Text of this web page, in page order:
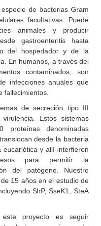
de bacterias Gram
facultativas. Puede
animales y producir
gastroenteritis hasta
del hospedador y de la
En humanos, a través del
contaminados, son
infecciones anuales que
fallecimientos.
de secreción tipo III
Estos sistemas
proteínas denominadas
desde la bacteria
eucariótica y allí interfieren
para permitir la
del patógeno. Nuestro
15 años en el estudio de
SlrP, SseK1, SteA
proyecto es seguir